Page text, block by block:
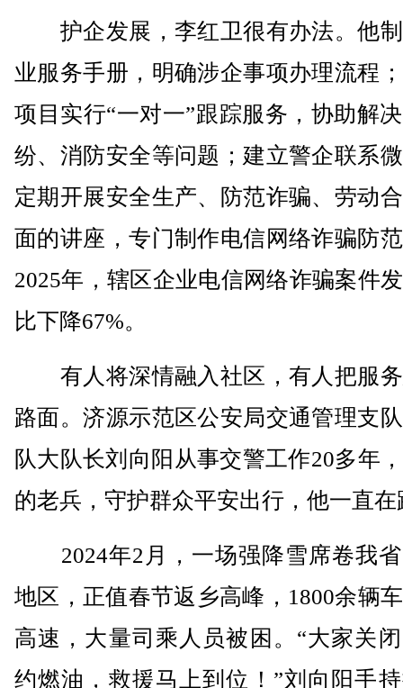
护企发展，李红卫很有办法。他
业服务手册，明确涉企事项办理流程
项目实行“一对一”跟踪服务，协助解
纷、消防安全等问题；建立警企联系
定期开展安全生产、防范诈骗、劳动
面的讲座，专门制作电信网络诈骗防
2025年，辖区企业电信网络诈骗案件
比下降67%。
有人将深情融入社区，有人把服
路面。济源示范区公安局交通管理支
队大队长刘向阳从事交警工作20多年
的老兵，守护群众平安出行，他一直在
2024年2月，一场强降雪席卷我省
地区，正值春节返乡高峰，1800余辆
高速，大量司乘人员被困。“大家关
约燃油，救援马上到位！”刘向阳手